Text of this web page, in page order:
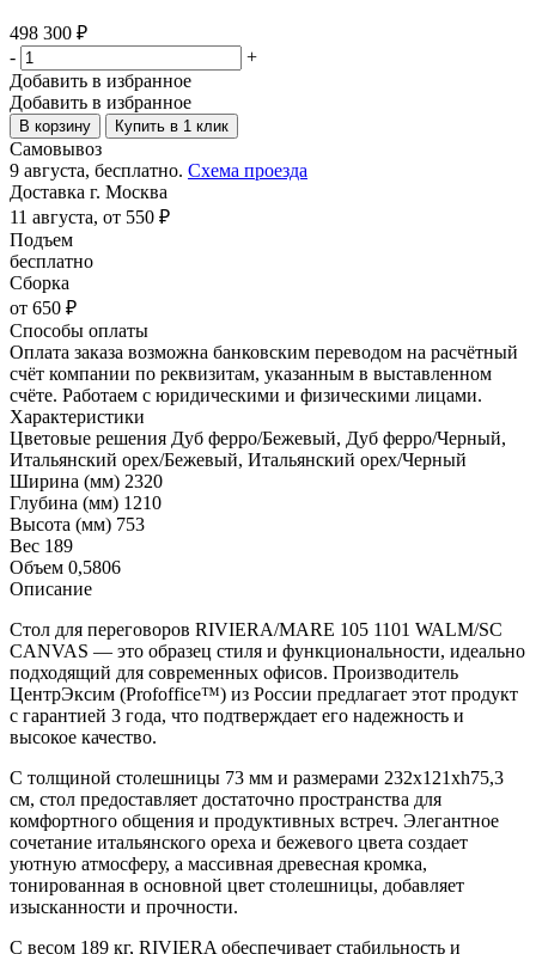
498 300 ₽
-
+
Добавить в избранное
Добавить в избранное
В корзину Купить в 1 клик
Самовывоз
9 августа, бесплатно. Схема проезда
Доставка г. Москва
11 августа, от 550 ₽
Подъем
бесплатно
Сборка
от 650 ₽
Способы оплаты
Оплата заказа возможна банковским переводом на расчётный
счёт компании по реквизитам, указанным в выставленном
счёте. Работаем с юридическими и физическими лицами.
Характеристики
Цветовые решения Дуб ферро/Бежевый, Дуб ферро/Черный,
Итальянский орех/Бежевый, Итальянский орех/Черный
Ширина (мм) 2320
Глубина (мм) 1210
Высота (мм) 753
Вес 189
Объем 0,5806
Описание
Стол для переговоров RIVIERA/MARE 105 1101 WALM/SC
CANVAS — это образец стиля и функциональности, идеально
подходящий для современных офисов. Производитель
ЦентрЭксим (Profoffice™) из России предлагает этот продукт
с гарантией 3 года, что подтверждает его надежность и
высокое качество.
С толщиной столешницы 73 мм и размерами 232x121xh75,3
см, стол предоставляет достаточно пространства для
комфортного общения и продуктивных встреч. Элегантное
сочетание итальянского ореха и бежевого цвета создает
уютную атмосферу, а массивная древесная кромка,
тонированная в основной цвет столешницы, добавляет
изысканности и прочности.
С весом 189 кг, RIVIERA обеспечивает стабильность и